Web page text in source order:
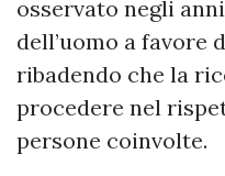
osservato negli
dell’uomo a favore
ribadendo che la
procedere nel
persone coinvolte.